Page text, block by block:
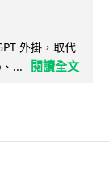
外掛，取代
...
閱讀全文